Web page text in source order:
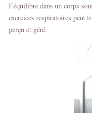
l’équilibre dans un corps
exercices respiratoires peut
perçu et géré.